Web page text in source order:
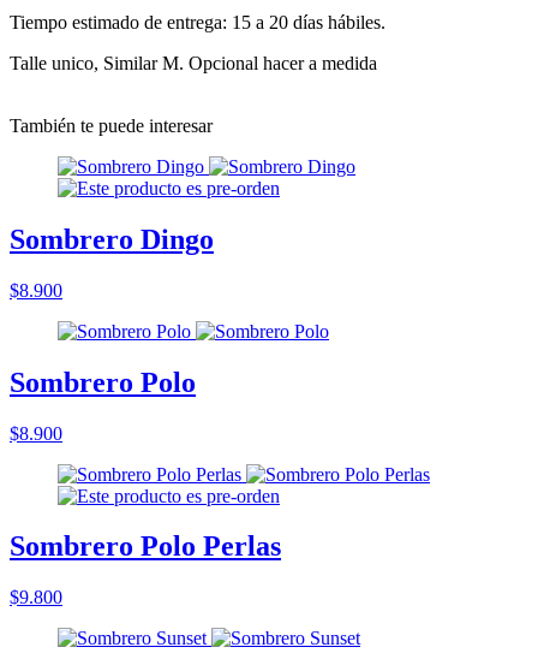
Tiempo estimado de entrega: 15 a 20 días hábiles.
Talle unico, Similar M. Opcional hacer a medida
También te puede interesar
Sombrero Dingo
$8.900
Sombrero Polo
$8.900
Sombrero Polo Perlas
$9.800